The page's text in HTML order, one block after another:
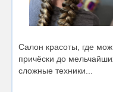
Салон красоты, где
причёски до
сложные техники...